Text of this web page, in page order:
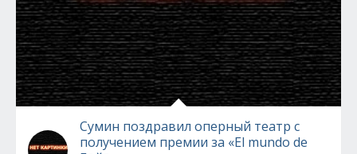
Сумин поздравил оперный театр с
получением премии за «El mundo de